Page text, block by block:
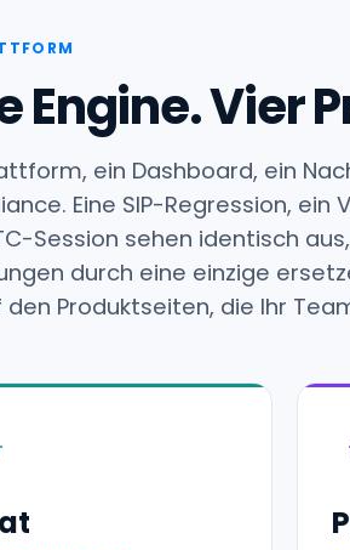
Engine. Vier
ein Dashboard, ein
Eine SIP-Regression,
Session sehen identisch
durch eine einzige
den Produktseiten, die Ihr